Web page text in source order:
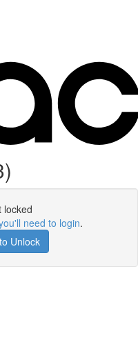
locked
need to login.
Unlock